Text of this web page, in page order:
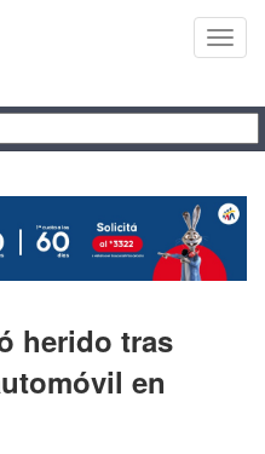
herido tras
en